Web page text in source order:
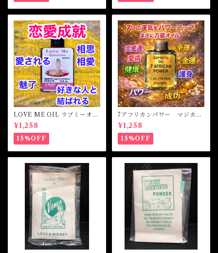
LOVE ME OIL ラブミーオイ
ル -相思相愛・愛される-
¥1,258
15%OFF
7アフリカンパワー マジカル
オイル・魔女オイル 7AFRI
CAN POWERS Magical Oil
¥1,258
15%OFF